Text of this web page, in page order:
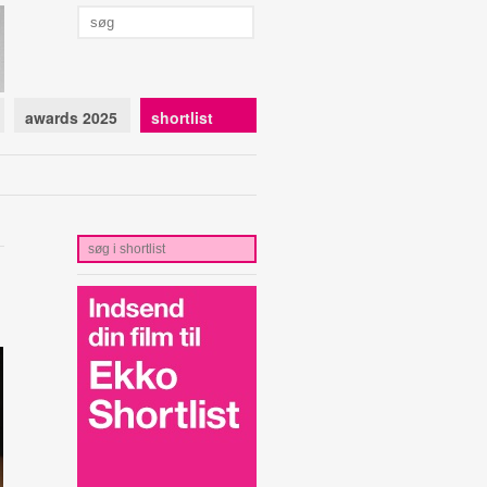
awards 2025 shortlist